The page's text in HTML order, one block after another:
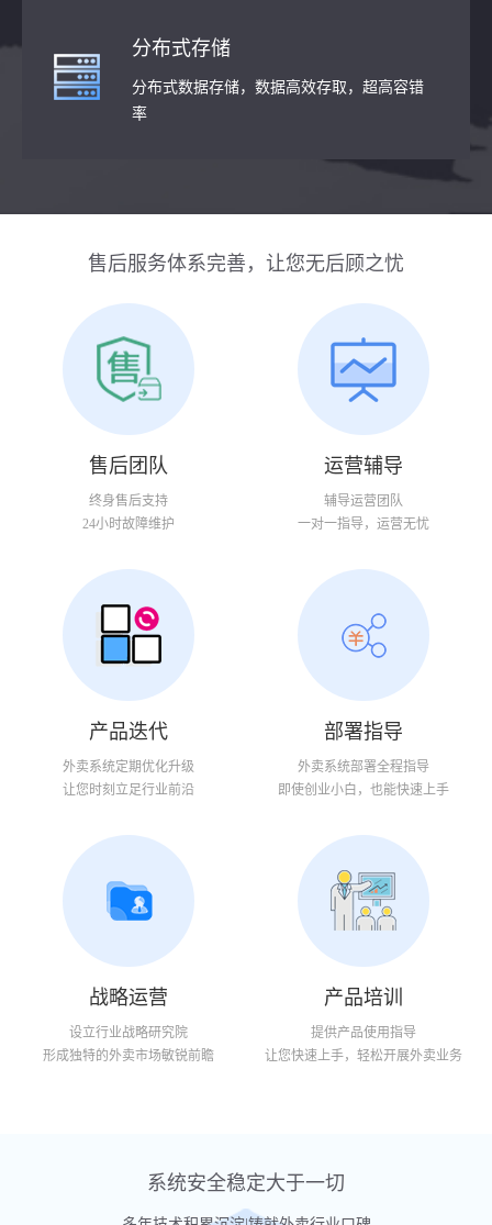
分布式存储
分布式数据存储，数据高效存取，超高容错
率
售后服务体系完善，让您无后顾之忧
售后团队
终身售后支持
24小时故障维护
运营辅导
辅导运营团队
一对一指导，运营无忧
产品迭代
外卖系统定期优化升级
让您时刻立足行业前沿
部署指导
外卖系统部署全程指导
即使创业小白，也能快速上手
战略运营
设立行业战略研究院
形成独特的外卖市场敏锐前瞻
产品培训
提供产品使用指导
让您快速上手，轻松开展外卖业务
系统安全稳定大于一切